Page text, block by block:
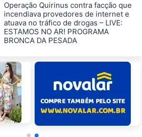
Operação Quirinus contra facção que
incendiava provedores de internet e
atuava no tráfico de drogas – LIVE:
ESTAMOS NO AR! PROGRAMA
BRONCA DA PESADA